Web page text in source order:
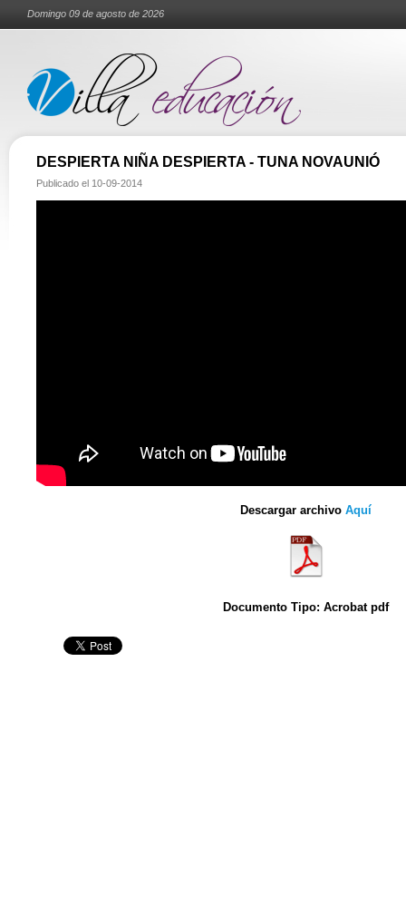
Domingo 09 de agosto de 2026
DESPIERTA NIÑA DESPIERTA - TUNA NOVAUNIÓ
Publicado el 10-09-2014
Descargar archivo Aquí
Documento Tipo: Acrobat pdf